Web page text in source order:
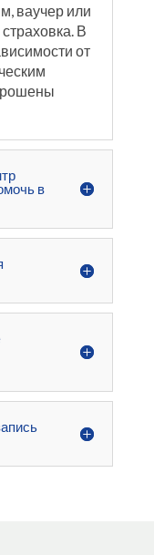
ваучер или
В
от
в